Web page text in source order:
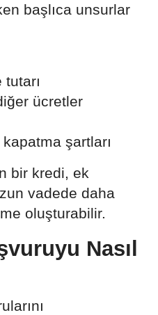
başlıca unsurlar
ücretler
şartları
bir kredi, ek
vadede daha
oluşturabilir.
Nasıl